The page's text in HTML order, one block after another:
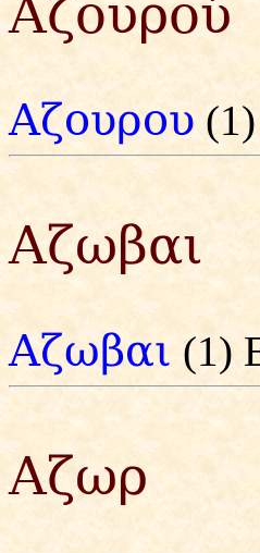
Αζουρού
Αζουρου
Αζωβαι
Αζωβαι (1)
Αζωρ